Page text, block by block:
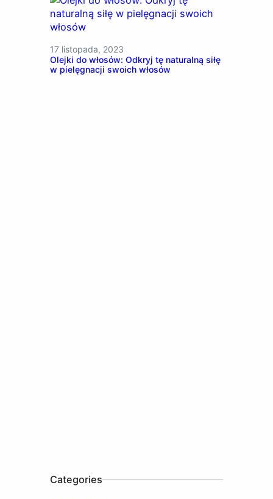
17 listopada, 2023
Olejki do włosów: Odkryj tę naturalną siłę
w pielęgnacji swoich włosów
Categories